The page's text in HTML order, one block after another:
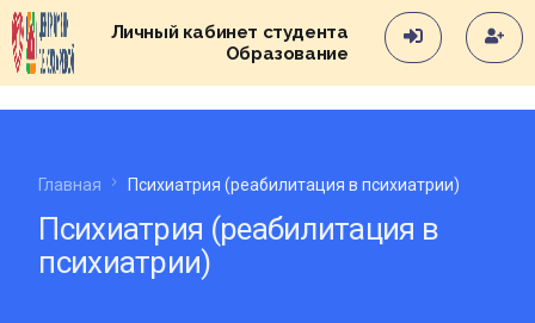
Личный кабинет студента
Образование
Главная Психиатрия (реабилитация в психиатрии)
Психиатрия (реабилитация в
психиатрии)